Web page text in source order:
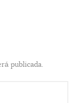
publicada.